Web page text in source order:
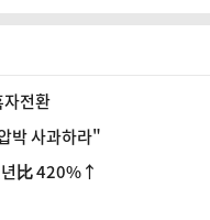
전환
박 사과하라"
比 420%↑